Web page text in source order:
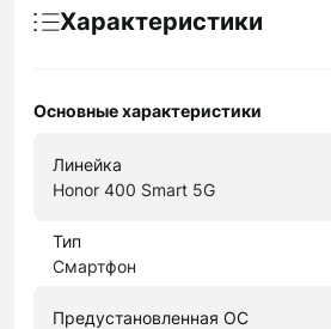
Характеристики
Основные характеристики
Линейка
Honor 400 Smart 5G
Тип
Смартфон
Предустановленная ОС